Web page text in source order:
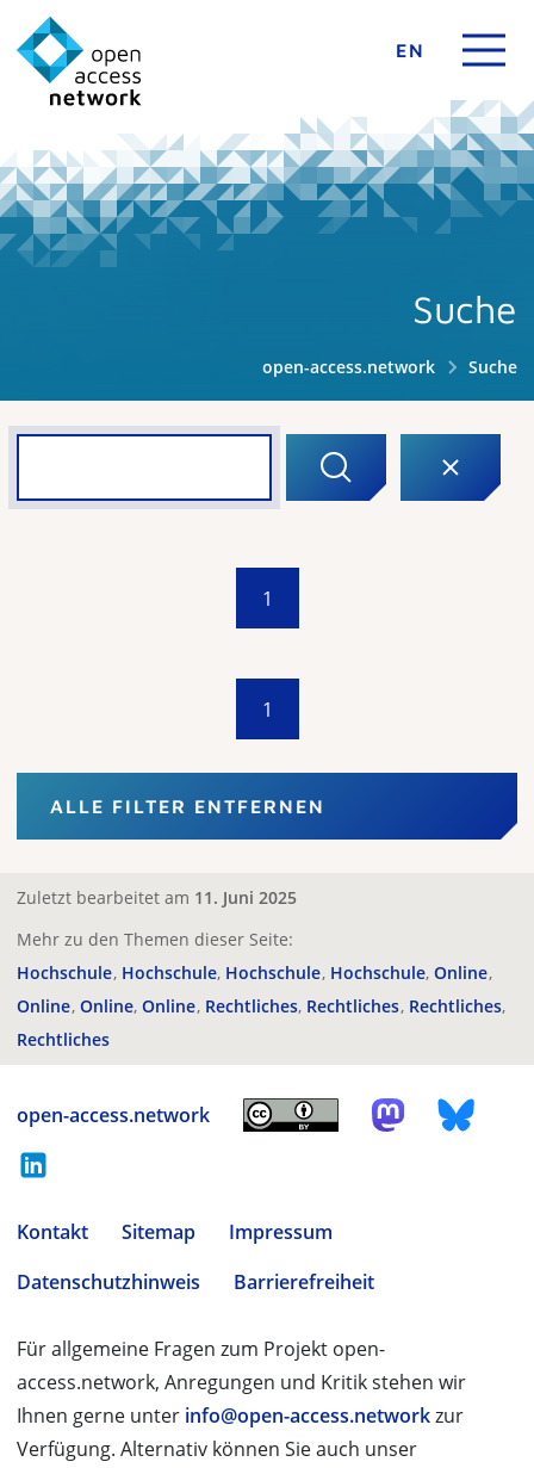
EN
Suche
open-access.network Suche
1
1
ALLE FILTER ENTFERNEN
Zuletzt bearbeitet am 11. Juni 2025
Mehr zu den Themen dieser Seite:
Hochschule Hochschule Hochschule Hochschule Online
Online Online Online Rechtliches Rechtliches Rechtliches
Rechtliches
open-access.network
Kontakt Sitemap
Impressum
Datenschutzhinweis
Barrierefreiheit
Für allgemeine Fragen zum Projekt open-
access.network, Anregungen und Kritik stehen wir
Ihnen gerne unter info@open-access.networkzur
Verfügung. Alternativ können Sie auch unser